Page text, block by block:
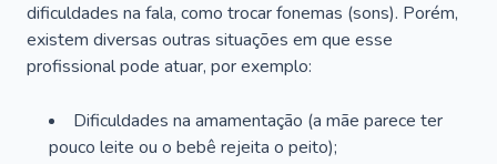
dificuldades na fala, como trocar fonemas (sons). Porém,
existem diversas outras situações em que esse
profissional pode atuar, por exemplo:
Dificuldades na amamentação (a mãe parece ter
pouco leite ou o bebê rejeita o peito);